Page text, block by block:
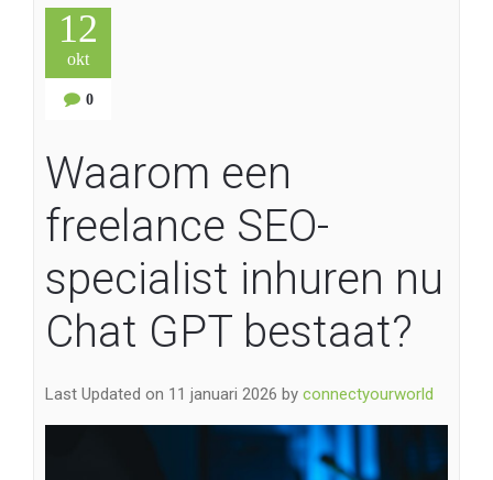
12
okt
0
Waarom een
freelance SEO-
specialist inhuren nu
Chat GPT bestaat?
Last Updated on 11 januari 2026 by connectyourworld